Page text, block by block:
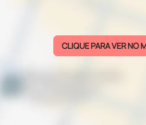
CLIQUE PARA VER NO